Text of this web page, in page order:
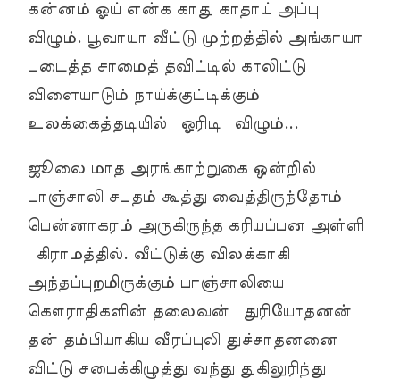
கன்னம் ஓய் என்க காது காதாய் அப்பு
விழும். பூவாயா வீட்டு முற்றத்தில் அங்காயா
புடைத்த சாமைத் தவிட்டில் காலிட்டு
விளையாடும் நாய்க்குட்டிக்கும்
உலக்கைத்தடியில் ஓரிடி விழும்...
ஜூலை மாத அரங்காற்றுகை ஒன்றில்
பாஞ்சாலி சபதம் கூத்து வைத்திருந்தோம்
பென்னாகரம் அருகிருந்த கரியப்பன அள்ளி
கிராமத்தில். வீட்டுக்கு விலக்காகி
அந்தப்புறமிருக்கும் பாஞ்சாலியை
கௌராதிகளின் தலைவன் துரியோதனன்
தன் தம்பியாகிய வீரப்புலி துச்சாதனனை
விட்டு சபைக்கிழுத்து வந்து துகிலுரிந்து